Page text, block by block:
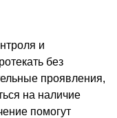
и
без
проявления,
на наличие
помогут